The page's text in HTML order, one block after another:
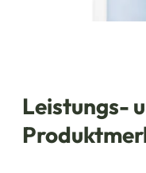
Leistungs-